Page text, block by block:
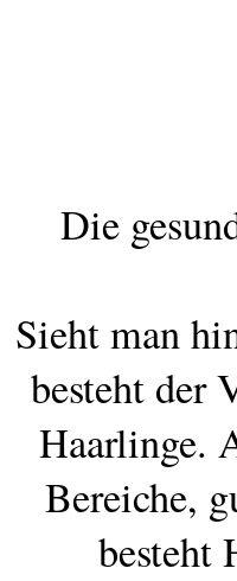
Die
Sieht man
besteht der
Haarlinge.
Bereiche,
besteht